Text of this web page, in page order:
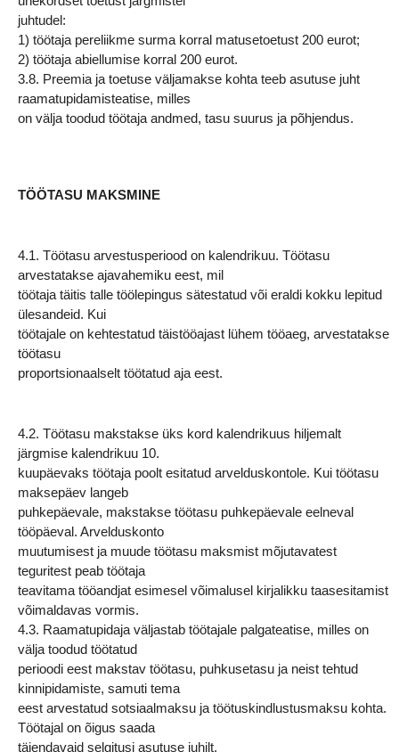
juhtudel:
1) töötaja pereliikme surma korral matusetoetust 200 eurot;
2) töötaja abiellumise korral 200 eurot.
3.8. Preemia ja toetuse väljamakse kohta teeb asutuse juht
raamatupidamisteatise, milles
on välja toodud töötaja andmed, tasu suurus ja põhjendus.
TÖÖTASU MAKSMINE
4.1. Töötasu arvestusperiood on kalendrikuu. Töötasu
arvestatakse ajavahemiku eest, mil
töötaja täitis talle töölepingus sätestatud või eraldi kokku lepitud
ülesandeid. Kui
töötajale on kehtestatud täistööajast lühem tööaeg, arvestatakse
töötasu
proportsionaalselt töötatud aja eest.
4.2. Töötasu makstakse üks kord kalendrikuus hiljemalt
järgmise kalendrikuu 10.
kuupäevaks töötaja poolt esitatud arvelduskontole. Kui töötasu
maksepäev langeb
puhkepäevale, makstakse töötasu puhkepäevale eelneval
tööpäeval. Arvelduskonto
muutumisest ja muude töötasu maksmist mõjutavatest
teguritest peab töötaja
teavitama tööandjat esimesel võimalusel kirjalikku taasesitamist
võimaldavas vormis.
4.3. Raamatupidaja väljastab töötajale palgateatise, milles on
välja toodud töötatud
perioodi eest makstav töötasu, puhkusetasu ja neist tehtud
kinnipidamiste, samuti tema
eest arvestatud sotsiaalmaksu ja töötuskindlustusmaksu kohta.
Töötajal on õigus saada
täiendavaid selgitusi asutuse juhilt.